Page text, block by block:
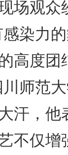
场观众
染力
高度团
师范
汗，他
不仅增